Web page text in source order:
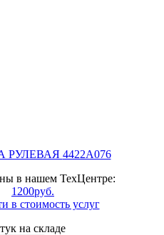
РУЛЕВАЯ 4422A076
в нашем ТехЦентре:
1200руб.
в стоимость услуг
на складе